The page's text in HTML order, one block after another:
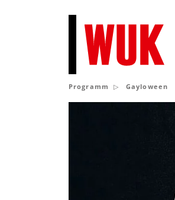
Programm Gayloween